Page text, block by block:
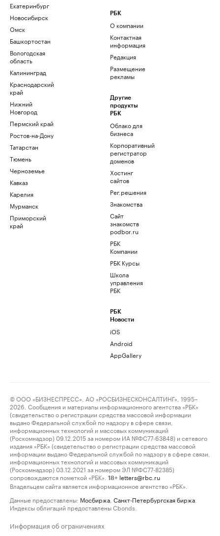
Екатеринбург
Новосибирск
Омск
Башкортостан
Вологодская
область
Калининград
Краснодарский
край
Нижний
Новгород
Пермский край
Ростов-на-Дону
Татарстан
Тюмень
Черноземье
Кавказ
Карелия
Мурманск
Приморский
край
РБК
О компании
Контактная
информация
Редакция
Размещение
рекламы
Другие
продукты
РБК
Облако для
бизнеса
Корпоративный
регистратор
доменов
Хостинг
сайтов
Рег.решения
Знакомства
Сайт
знакомств
podbor.ru
РБК
Компании
РБК Курсы
Школа
управления
РБК
РБК
Новости
iOS
Android
AppGallery
© ООО «БИЗНЕСПРЕСС», АО «РОСБИЗНЕСКОНСАЛТИНГ», 1995–
2026. Сообщения и материалы информационного агентства «РБК»
(свидетельство о регистрации средства массовой информации
выдано Федеральной службой по надзору в сфере связи,
информационных технологий и массовых коммуникаций
(Роскомнадзор) 09.12.2015 за номером ИА №ФС77-63848) и сетевого
издания «РБК» (свидетельство о регистрации средства массовой
информации выдано Федеральной службой по надзору в сфере связи,
информационных технологий и массовых коммуникаций
(Роскомнадзор) 03.12.2021 за номером ЭЛ №ФС77-82385)
сопровождаются пометкой «РБК».
18+ letters@rbc.ru
Владельцем сайта является информационное агентство «РБК».
Данные предоставлены: Мосбиржа Санкт-Петербургская биржа
Индексы облигаций предоставлены Cbonds.
Информация об ограничениях